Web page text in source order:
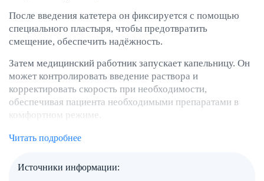
После введения катетера он фиксируется с помощью
специального пластыря, чтобы предотвратить
смещение, обеспечить надёжность.
Затем медицинский работник запускает капельницу. Он
может контролировать введение раствора и
корректировать скорость при необходимости,
обеспечивая пациента необходимыми препаратами в
комфортном режиме.
Преимущества «сердечной»
Читать подробнее
Источники информации: